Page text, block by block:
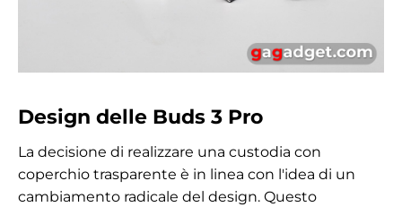
Design delle Buds 3 Pro
La decisione di realizzare una custodia con
coperchio trasparente è in linea con l'idea di un
cambiamento radicale del design. Questo